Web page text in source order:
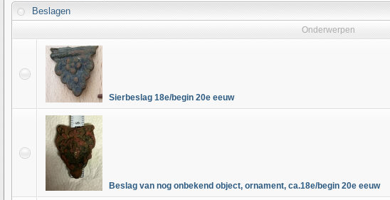
Beslagen
Onderwerpen
Sierbeslag 18e/begin 20e eeuw
Beslag van nog onbekend object, ornament, ca.18e/begin 20e eeuw